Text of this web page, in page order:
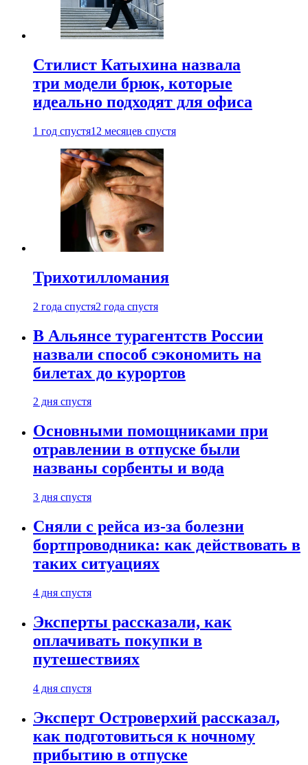
Стилист Катыхина назвала
три модели брюк, которые
идеально подходят для офиса
1 год спустя12 месяцев спустя
Трихотилломания
2 года спустя2 года спустя
В Альянсе турагентств России
назвали способ сэкономить на
билетах до курортов
2 дня спустя
Основными помощниками при
отравлении в отпуске были
названы сорбенты и вода
3 дня спустя
Сняли с рейса из-за болезни
бортпроводника: как действовать в
таких ситуациях
4 дня спустя
Эксперты рассказали, как
оплачивать покупки в
путешествиях
4 дня спустя
Эксперт Островерхий рассказал,
как подготовиться к ночному
прибытию в отпуске